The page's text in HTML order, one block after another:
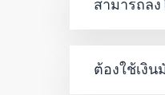
สามารถลง
ต้องใช้เงิน